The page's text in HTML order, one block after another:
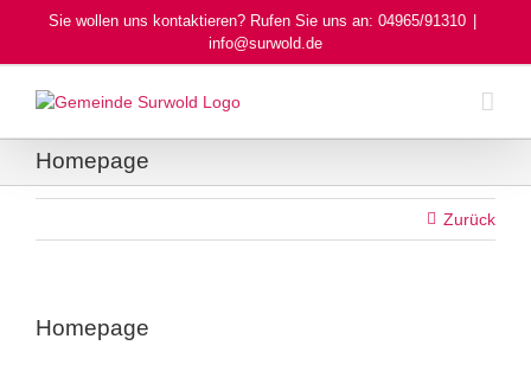
Sie wollen uns kontaktieren? Rufen Sie uns an: 04965/91310
info@surwold.de
Homepage
Zurück
Homepage